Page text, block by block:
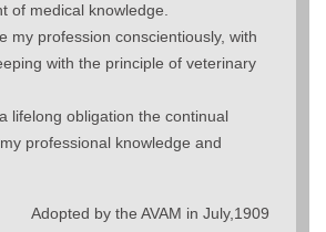
of medical knowledge.
my profession conscientiously, with
with the principle of veterinary
lifelong obligation the continual
professional knowledge and
Adopted by the AVAM in July,1909